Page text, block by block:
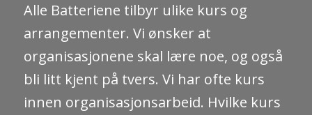
Alle Batteriene tilbyr ulike kurs og
arrangementer. Vi ønsker at
organisasjonene skal lære noe, og også
bli litt kjent på tvers. Vi har ofte kurs
innen organisasjonsarbeid. Hvilke kurs